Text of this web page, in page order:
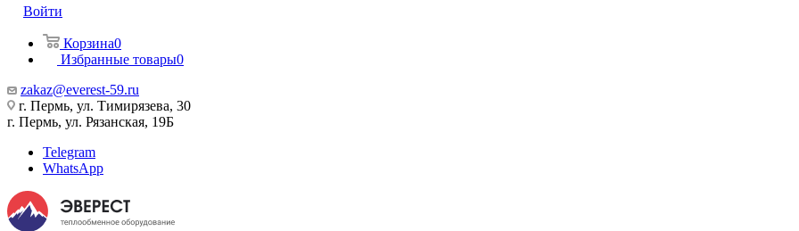
Войти
Корзина0
Избранные товары0
zakaz@everest-59.ru
г. Пермь, ул. Тимирязева, 30
г. Пермь, ул. Рязанская, 19Б
Telegram
WhatsApp